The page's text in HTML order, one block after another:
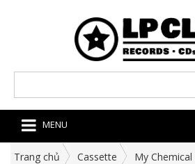
MENU
Trang chủ Cassette My